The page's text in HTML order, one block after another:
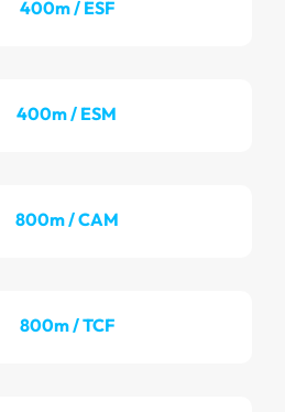
400m / ESF
400m / ESM
800m / CAM
800m / TCF